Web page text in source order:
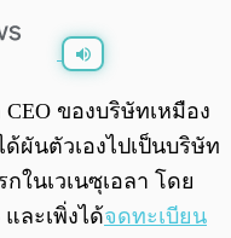
0:00 / 0:00
CEO ของบริษัทเหมือง
ผันตัวเองไปเป็นบริษัท
นเวเนซุเอลา โดย
และเพิ่งได้จดทะเบียน